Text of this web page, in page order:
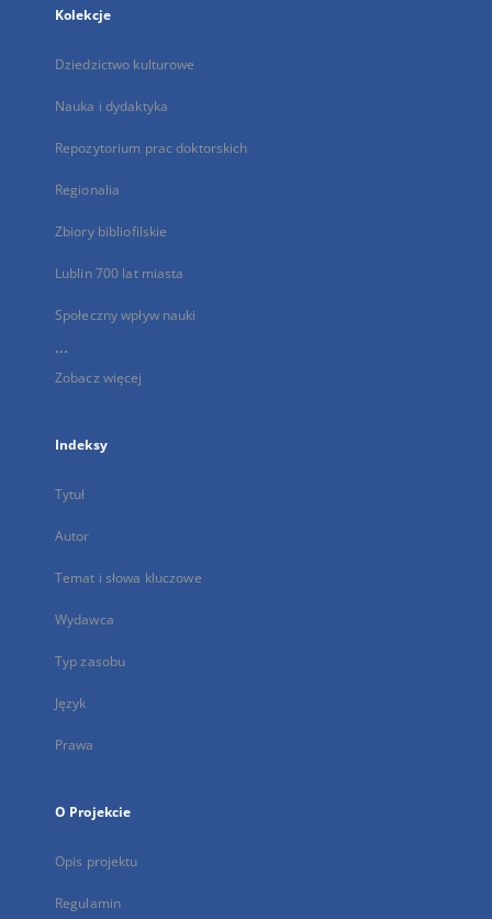
Kolekcje
Dziedzictwo kulturowe
Nauka i dydaktyka
Repozytorium prac doktorskich
Regionalia
Zbiory bibliofilskie
Lublin 700 lat miasta
Społeczny wpływ nauki
...
Zobacz więcej
Indeksy
Tytuł
Autor
Temat i słowa kluczowe
Wydawca
Typ zasobu
Język
Prawa
O Projekcie
Opis projektu
Regulamin